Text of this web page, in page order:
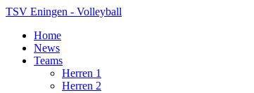
TSV Eningen - Volleyball
Home
News
Teams
Herren 1
Herren 2